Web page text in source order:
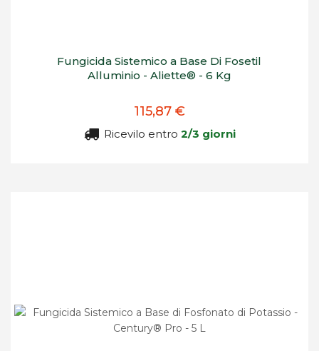
Fungicida Sistemico a Base Di Fosetil
Alluminio - Aliette® - 6 Kg
115,87 €
Ricevilo entro 2/3 giorni